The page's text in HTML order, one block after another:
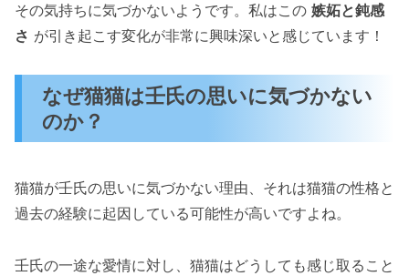
その気持ちに気づかないようです。私はこの 嫉妬と鈍感
さ が引き起こす変化が非常に興味深いと感じています！
なぜ猫猫は壬氏の思いに気づかない
のか？
猫猫が壬氏の思いに気づかない理由、それは猫猫の性格と
過去の経験に起因している可能性が高いですよね。
壬氏の一途な愛情に対し、猫猫はどうしても感じ取ること